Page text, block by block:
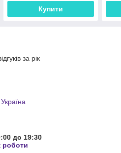
Купити
за рік
до 19:30
роботи